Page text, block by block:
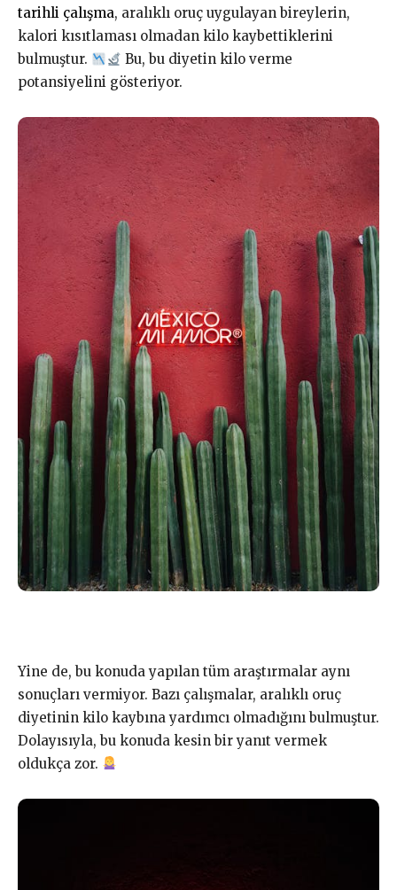
tarihli çalışma, aralıklı oruç uygulayan bireylerin,
kalori kısıtlaması olmadan kilo kaybettiklerini
bulmuştur.
Bu, bu diyetin kilo verme
potansiyelini gösteriyor.
Yine de, bu konuda yapılan tüm araştırmalar aynı
sonuçları vermiyor. Bazı çalışmalar, aralıklı oruç
diyetinin kilo kaybına yardımcı olmadığını bulmuştur.
Dolayısıyla, bu konuda kesin bir yanıt vermek
oldukça zor.